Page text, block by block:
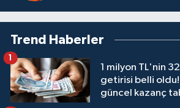
Trend Haberler
1 milyon TL'nin
getirisi belli oldu!
güncel kazanç
1